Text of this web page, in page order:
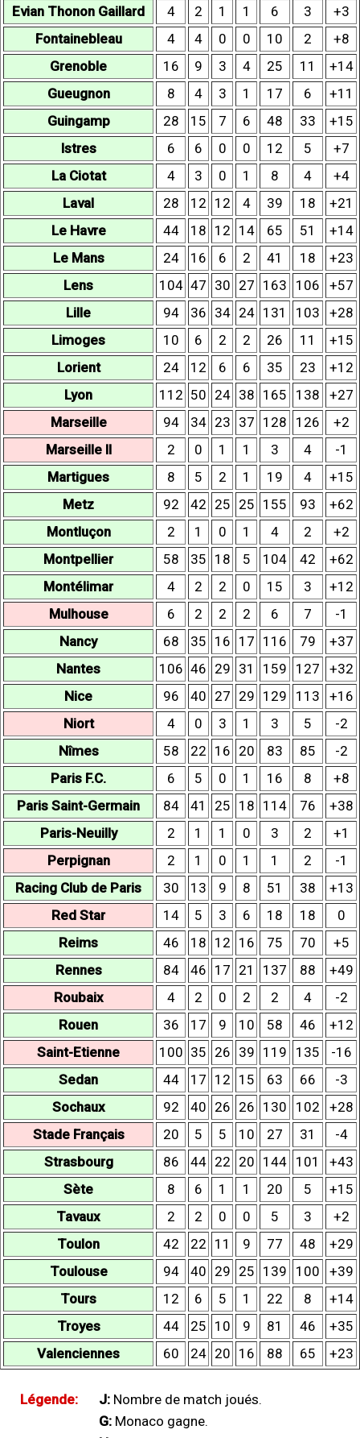
Evian Thonon Gaillard
4 2 1 1 6 3
+3
Fontainebleau
4 4 0 0 10 2
+8
Grenoble
16 9 3 4 25 11
+14
Gueugnon
8 4 3 1 17 6
+11
Guingamp
28 15 7 6 48 33
+15
Istres
6 6 0 0 12 5
+7
La Ciotat
4 3 0 1 8 4
+4
Laval
28 12 12 4 39 18
+21
Le Havre
44 18 12 14 65 51
+14
Le Mans
24 16 6 2 41 18
+23
Lens
104 47 30 27 163 106
+57
Lille
94 36 34 24 131 103
+28
Limoges
10 6 2 2 26 11
+15
Lorient
24 12 6 6 35 23
+12
Lyon
112 50 24 38 165 138
+27
Marseille
94 34 23 37 128 126
+2
Marseille II
2 0 1 1 3 4
-1
Martigues
8 5 2 1 19 4
+15
Metz
92 42 25 25 155 93
+62
Montluçon
2 1 0 1 4 2
+2
Montpellier
58 35 18 5 104 42
+62
Montélimar
4 2 2 0 15 3
+12
Mulhouse
6 2 2 2 6 7
-1
Nancy
68 35 16 17 116 79
+37
Nantes
106 46 29 31 159 127
+32
Nice
96 40 27 29 129 113
+16
Niort
4 0 3 1 3 5
-2
Nîmes
58 22 16 20 83 85
-2
Paris F.C.
6 5 0 1 16 8
+8
Paris Saint-Germain
84 41 25 18 114 76
+38
Paris-Neuilly
2 1 1 0 3 2
+1
Perpignan
2 1 0 1 1 2
-1
Racing Club de Paris
30 13 9 8 51 38
+13
Red Star
14 5 3 6 18 18
0
Reims
46 18 12 16 75 70
+5
Rennes
84 46 17 21 137 88
+49
Roubaix
4 2 0 2 2 4
-2
Rouen
36 17 9 10 58 46
+12
Saint-Etienne
100 35 26 39 119 135
-16
Sedan
44 17 12 15 63 66
-3
Sochaux
92 40 26 26 130 102
+28
Stade Français
20 5 5 10 27 31
-4
Strasbourg
86 44 22 20 144 101
+43
Sète
8 6 1 1 20 5
+15
Tavaux
2 2 0 0 5 3
+2
Toulon
42 22 11 9 77 48
+29
Toulouse
94 40 29 25 139 100
+39
Tours
12 6 5 1 22 8
+14
Troyes
44 25 10 9 81 46
+35
Valenciennes
60 24 20 16 88 65 +23
Légende: J: Nombre de match joués.
G: Monaco gagne.